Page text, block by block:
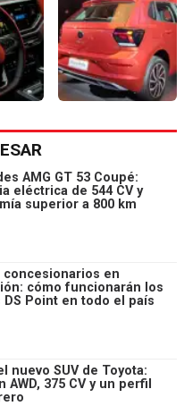
AMG GT 53 Coupé:
eléctrica de 544 CV y
superior a 800 km
concesionarios en
cómo funcionarán los
DS Point en todo el país
nuevo SUV de Toyota:
AWD, 375 CV y un perfil